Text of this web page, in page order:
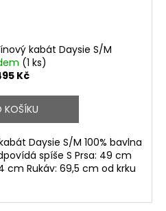
kabát Daysie S/M
(1 ks)
Kč
KOŠÍKU
Daysie S/M 100% bavlna
spíše S Prsa: 49 cm
Rukáv: 69,5 cm od krku